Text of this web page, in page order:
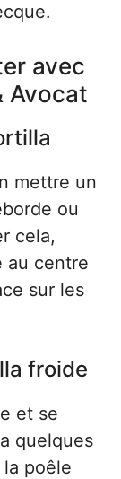
avec
Avocat
mettre un
ou
cela,
au centre
sur les
froide
et se
quelques
poêle